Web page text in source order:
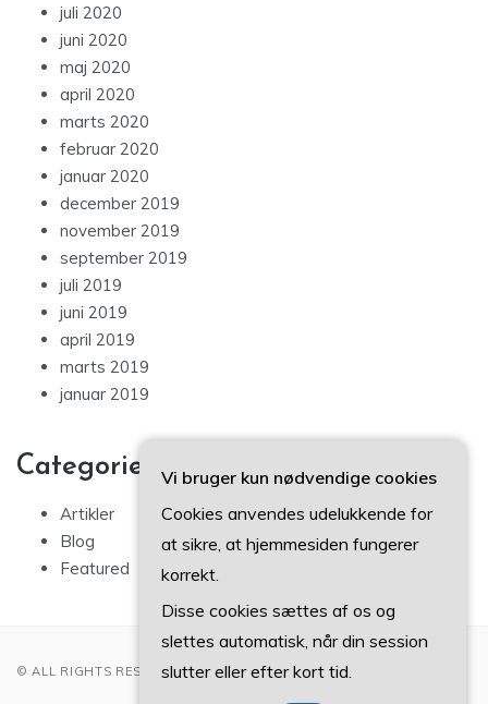
juli 2020
juni 2020
maj 2020
april 2020
marts 2020
februar 2020
januar 2020
december 2019
november 2019
september 2019
juli 2019
juni 2019
april 2019
marts 2019
januar 2019
Categories
Artikler
Blog
Featured
© ALL RIGHTS RESERVED 2022
Vi bruger kun nødvendige cookies
Cookies anvendes udelukkende for
at sikre, at hjemmesiden fungerer
korrekt.
Disse cookies sættes af os og
slettes automatisk, når din session
slutter eller efter kort tid.